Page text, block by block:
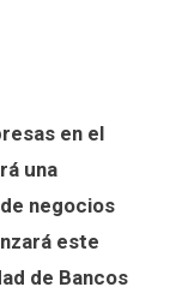
en el
una
negocios
este
de Bancos